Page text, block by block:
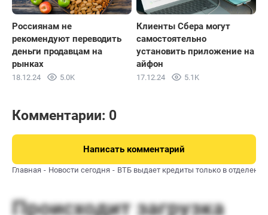
Россиянам не
рекомендуют переводить
деньги продавцам на
рынках
18.12.24 5.0K
Клиенты Сбера могут
самостоятельно
установить приложение на
айфон
17.12.24 5.1K
Комментарии: 0
Написать комментарий
Главная Новости сегодня ВТБ выдает кредиты только в